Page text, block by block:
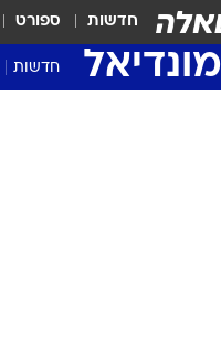
חדשות ספורט
מונדיאל חדשות